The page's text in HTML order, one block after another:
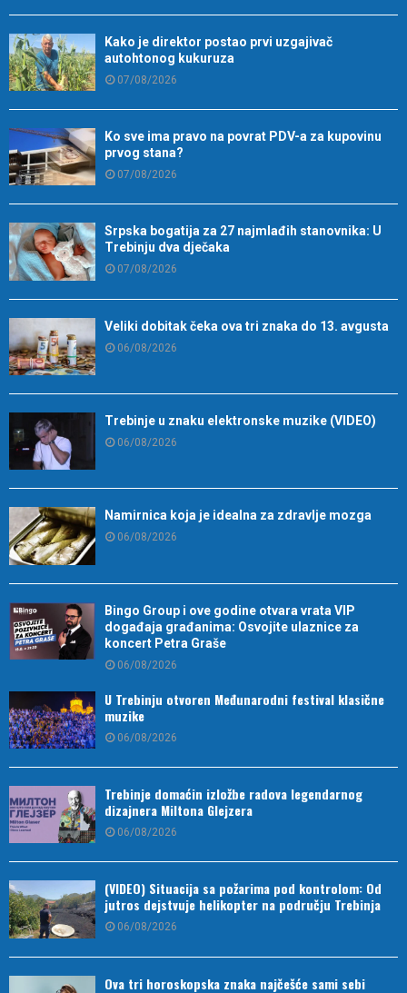
Kako je direktor postao prvi uzgajivač
autohtonog kukuruza
07/08/2026
Ko sve ima pravo na povrat PDV-a za kupovinu
prvog stana?
07/08/2026
Srpska bogatija za 27 najmlađih stanovnika: U
Trebinju dva dječaka
07/08/2026
Veliki dobitak čeka ova tri znaka do 13. avgusta
06/08/2026
Trebinje u znaku elektronske muzike (VIDEO)
06/08/2026
Namirnica koja je idealna za zdravlje mozga
06/08/2026
Bingo Group i ove godine otvara vrata VIP
događaja građanima: Osvojite ulaznice za
koncert Petra Graše
06/08/2026
U Trebinju otvoren Međunarodni festival klasične
muzike
06/08/2026
Trebinje domaćin izložbe radova legendarnog
dizajnera Miltona Glejzera
06/08/2026
(VIDEO) Situacija sa požarima pod kontrolom: Od
jutros dejstvuje helikopter na području Trebinja
06/08/2026
Ova tri horoskopska znaka najčešće sami sebi